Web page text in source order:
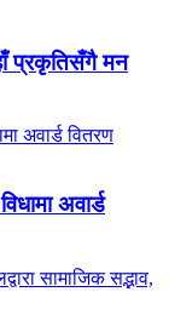
प्रकृतिसँगै मन
अवार्ड